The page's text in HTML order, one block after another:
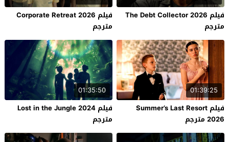
فيلم The Debt Collector 2026
مترجم
فيلم Corporate Retreat 2026
مترجم
01:39:25
فيلم Summer’s Last Resort
2026 مترجم
01:35:50
فيلم Lost in the Jungle 2024
مترجم